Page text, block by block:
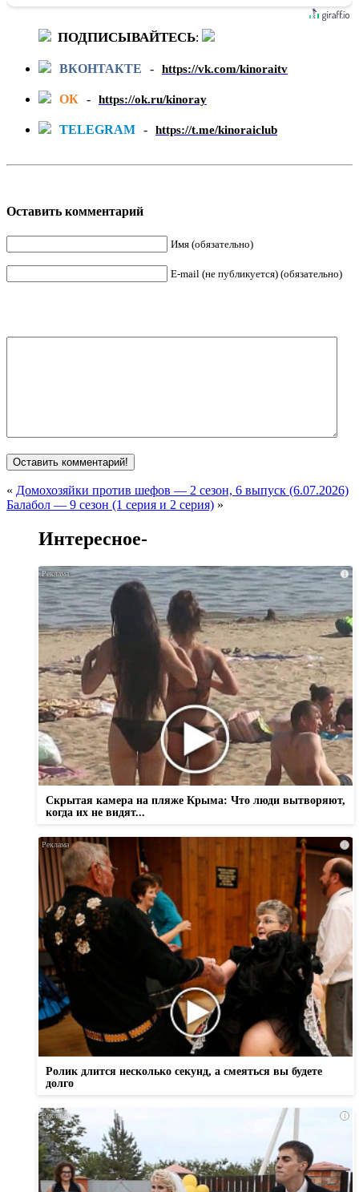
ПОДПИСЫВАЙТЕСЬ:
ВКОНТАКТЕ - https://vk.com/kinoraitv
ОК - https://ok.ru/kinoray
TELEGRAM - https://t.me/kinoraiclub
Оставить комментарий
Имя (обязательно)
E-mail (не публикуется) (обязательно)
« Домохозяйки против шефов — 2 сезон, 6 выпуск (6.07.2026)
Балабол — 9 сезон (1 серия и 2 серия) »
Интересное-
i
Скрытая камера на пляже Крыма: Что люди вытворяют,
когда их не видят...
i
Ролик длится несколько секунд, а смеяться вы будете
долго
i